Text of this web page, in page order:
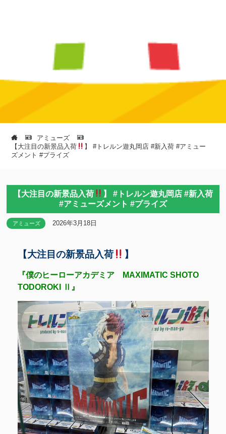
アミューズ
【大注目の新景品入荷
】 #トレルン遊丸岡店 #新入荷 #アミュー
ズメント #プライズ
【大注目の新景品入荷
】 #トレルン遊丸岡店 #新入荷
#アミューズメント #プライズ
アミューズ 2026年3月18日
【大注目の新景品入荷 】
『僕のヒーローアカデミア MAXIMATIC SHOTO
TODOROKI Ⅱ』